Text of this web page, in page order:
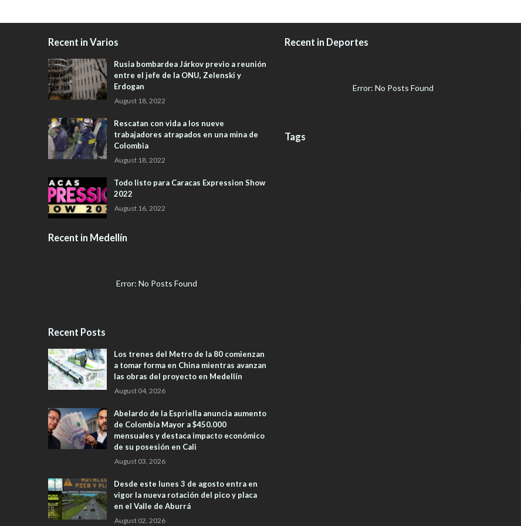
Recent in Varios
Rusia bombardea Járkov previo a reunión
entre el jefe de la ONU, Zelenski y
Erdogan
August 18, 2022
Rescatan con vida a los nueve
trabajadores atrapados en una mina de
Colombia
August 18, 2022
Todo listo para Caracas Expression Show
2022
August 16, 2022
Recent in Medellín
Error: No Posts Found
Recent Posts
Los trenes del Metro de la 80 comienzan
a tomar forma en China mientras avanzan
las obras del proyecto en Medellín
August 04, 2026
Abelardo de la Espriella anuncia aumento
de Colombia Mayor a $450.000
mensuales y destaca impacto económico
de su posesión en Cali
August 03, 2026
Desde este lunes 3 de agosto entra en
vigor la nueva rotación del pico y placa
en el Valle de Aburrá
August 02, 2026
Recent in Deportes
Error: No Posts Found
Tags